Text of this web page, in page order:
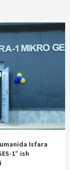
Isfara
1” ish